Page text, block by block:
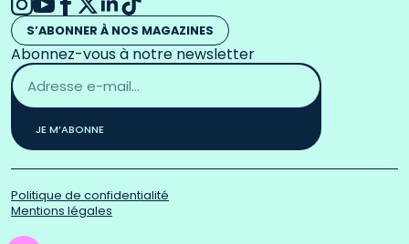
S’ABONNER À NOS MAGAZINES
Abonnez-vous à notre newsletter
Adresse
email
*
JE M’ABONNE
Politique de confidentialité
Mentions légales